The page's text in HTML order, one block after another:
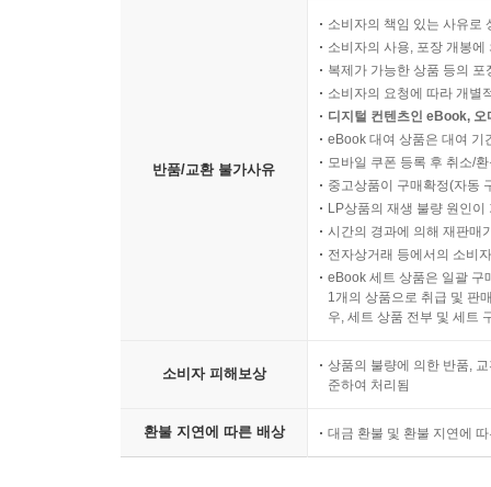
반품/교환 불가사유
소비자의 책임 있는 사유로
소비자의 사용, 포장 개봉
복제가 가능한 상품 등의
소비자의 요청에 따라 개별
디지털 컨텐츠인 eBook,
eBook 대여 상품은 대여 기
모바일 쿠폰 등록 후 취소/
중고상품이 구매확정(자동
LP상품의 재생 불량 원인
시간의 경과에 의해 재판매
전자상거래 등에서의 소비
eBook 세트 상품은 일괄 구
1개의 상품으로 취급 및 판
우, 세트 상품 전부 및 세트
소비자 피해보상
상품의 불량에 의한 반품,
준하여 처리됨
환불 지연에 따른 배상 대금 환불 및 환불 지연에